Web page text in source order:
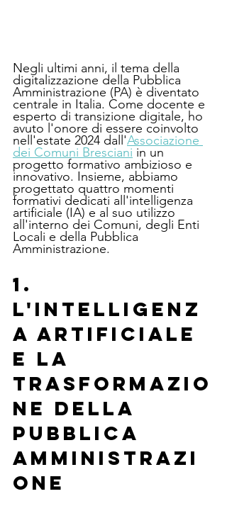
Negli ultimi anni, il tema della
digitalizzazione della Pubblica
Amministrazione (PA) è diventato
centrale in Italia. Come docente e
esperto di transizione digitale, ho
avuto l'onore di essere coinvolto
nell'estate 2024 dall'Associazione
dei Comuni Bresciani in un
progetto formativo ambizioso e
innovativo. Insieme, abbiamo
progettato quattro momenti
formativi dedicati all'intelligenza
artificiale (IA) e al suo utilizzo
all'interno dei Comuni, degli Enti
Locali e della Pubblica
Amministrazione.
1.
L'Intelligenz
a Artificiale
e la
Trasformazio
ne della
Pubblica
Amministrazi
one